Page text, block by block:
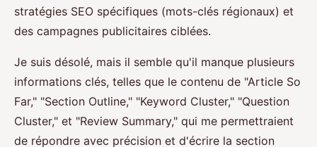
stratégies SEO spécifiques (mots-clés régionaux) et
des campagnes publicitaires ciblées.
Je suis désolé, mais il semble qu'il manque plusieurs
informations clés, telles que le contenu de "Article So
Far," "Section Outline," "Keyword Cluster," "Question
Cluster," et "Review Summary," qui me permettraient
de répondre avec précision et d'écrire la section